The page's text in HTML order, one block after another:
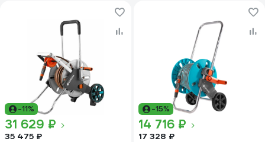
-11%
31 629 ₽
35 475 ₽
-15%
14 716 ₽
17 328 ₽